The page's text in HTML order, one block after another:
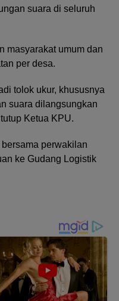
suara di seluruh
masyarakat umum dan
per desa.
tolok ukur, khususnya
suara dilangsungkan
Ketua KPU.
perwakilan
ke Gudang Logistik